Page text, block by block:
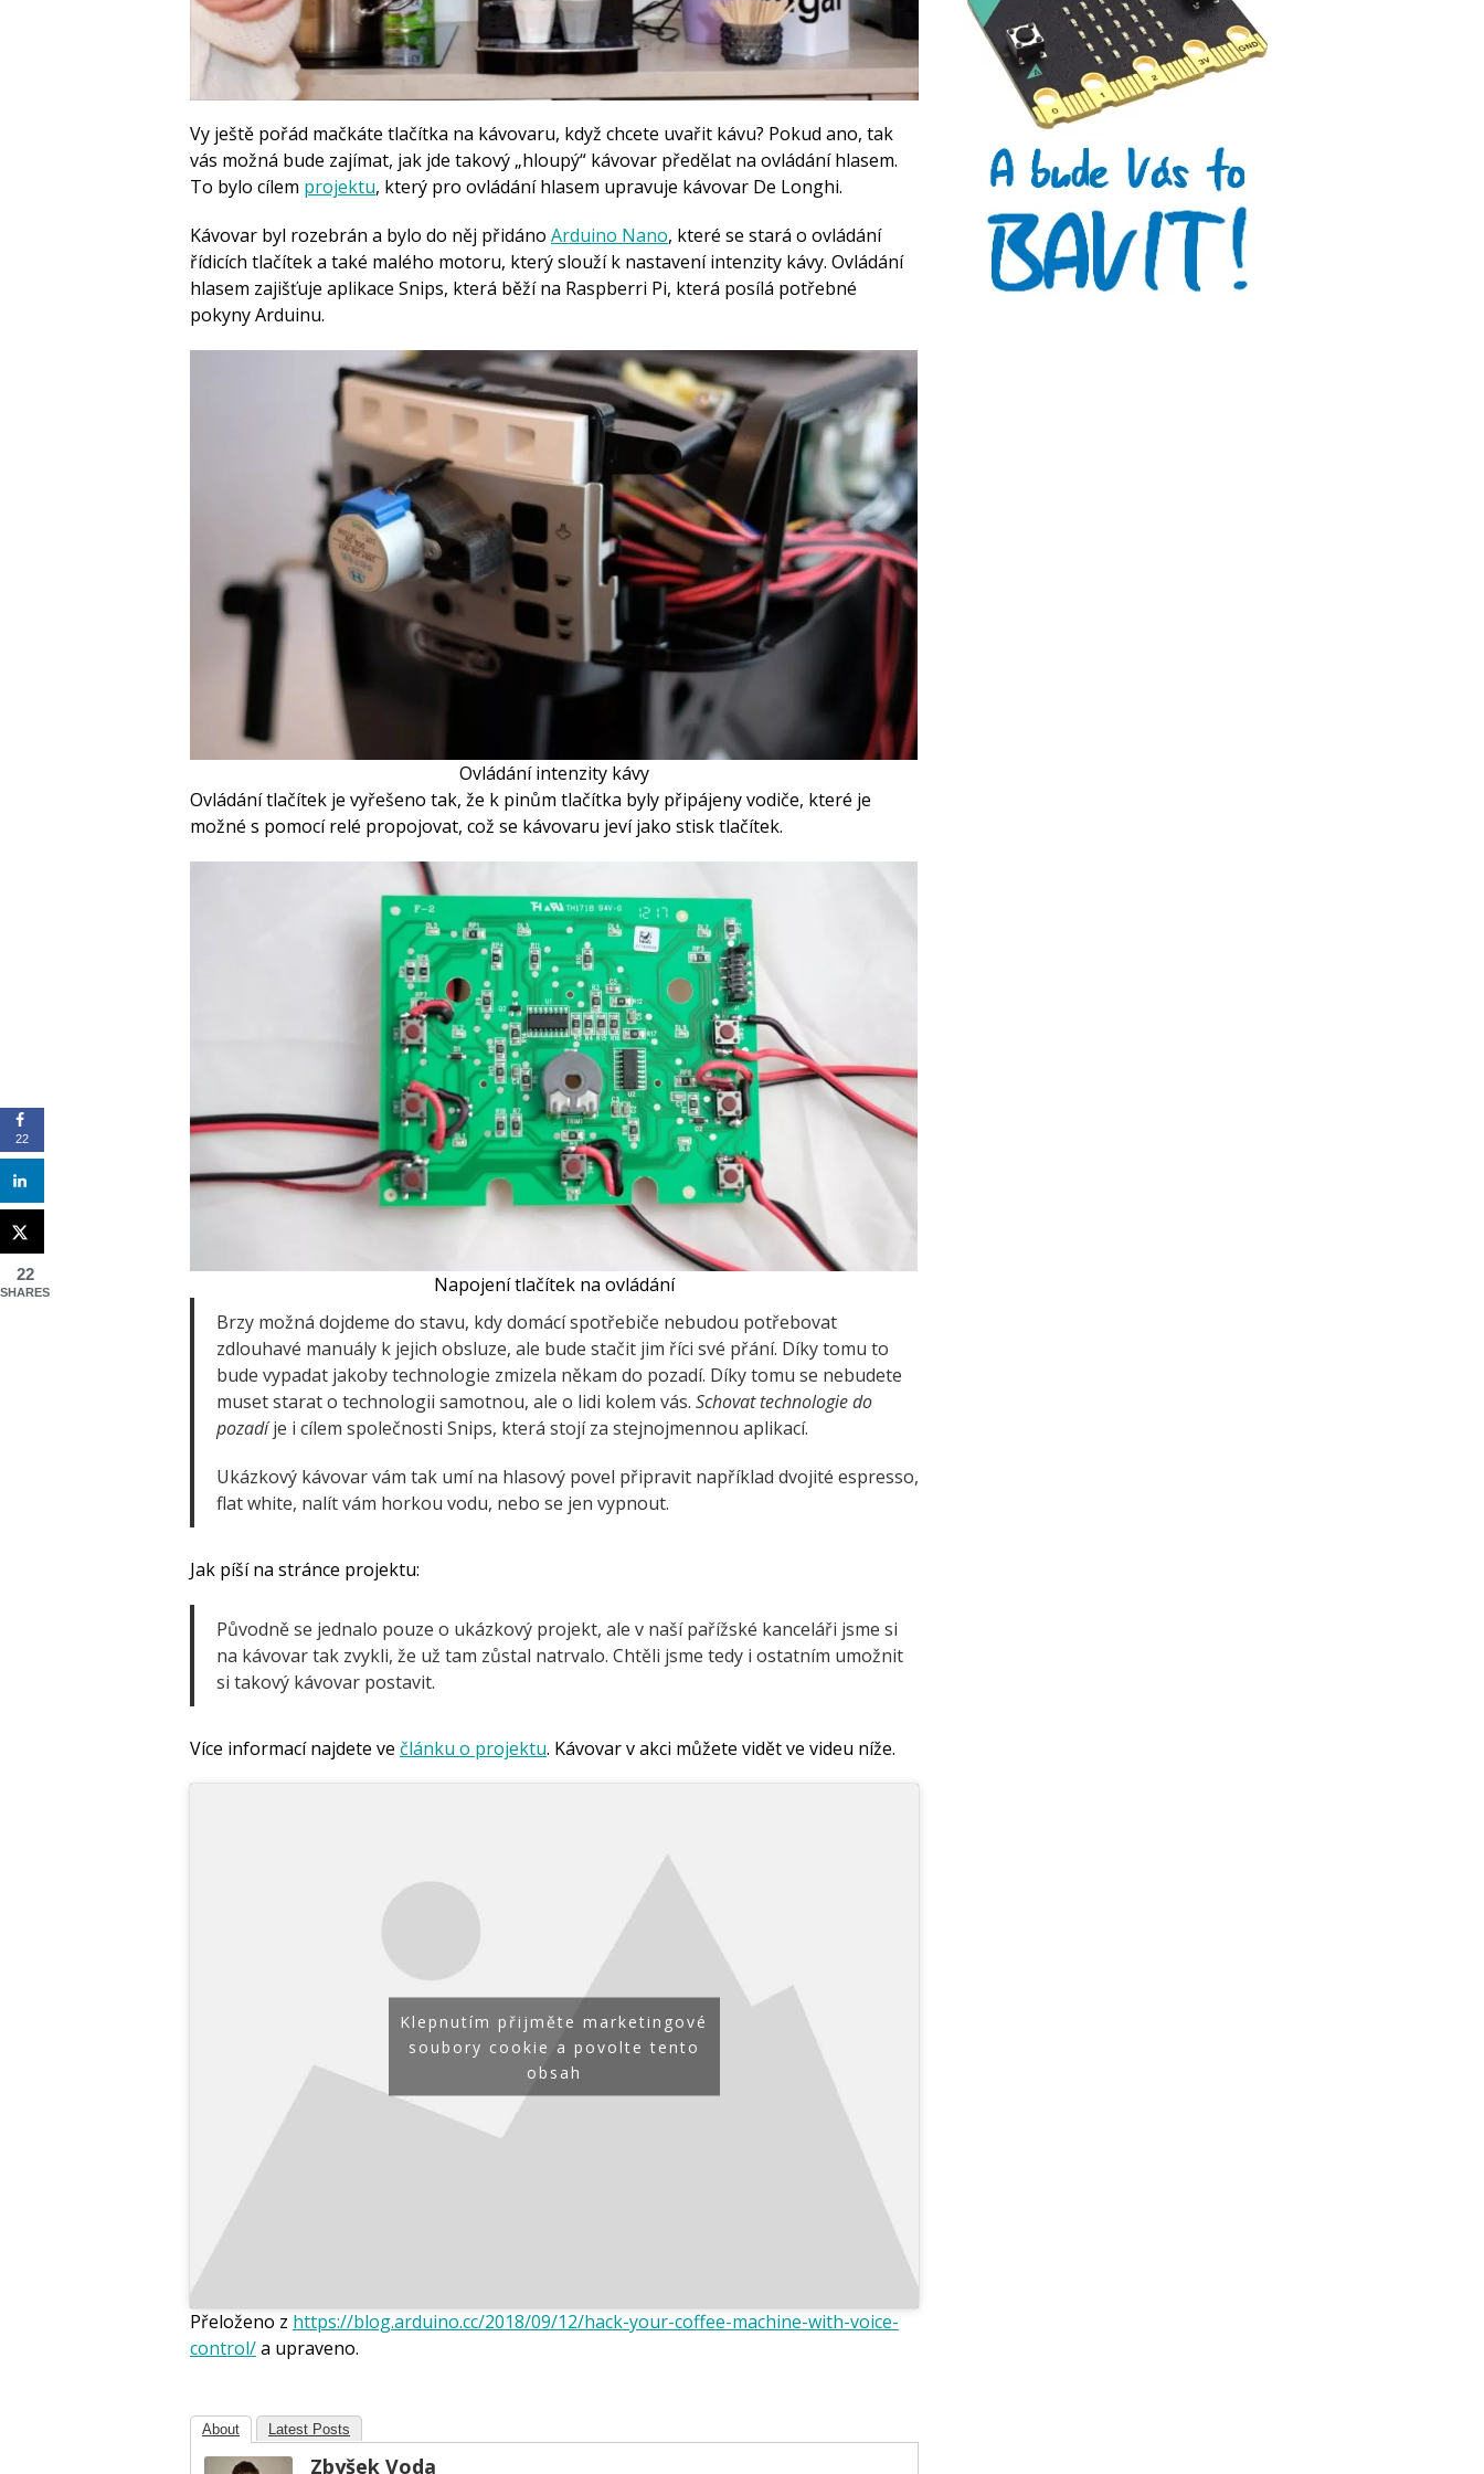
Arduino roboti
Tinylab
Makeblock
Micro:bit
Vy ještě pořád mačkáte tlačítka na kávovaru, když chcete uvařit kávu? Pokud ano, tak
vás možná bude zajímat, jak jde takový „hloupý“ kávovar předělat na ovládání hlasem.
To bylo cílem projektu, který pro ovládání hlasem upravuje kávovar De Longhi.
Kávovar byl rozebrán a bylo do něj přidáno Arduino Nano, které se stará o ovládání
řídicích tlačítek a také malého motoru, který slouží k nastavení intenzity kávy. Ovládání
hlasem zajišťuje aplikace Snips, která běží na Raspberri Pi, která posílá potřebné
pokyny Arduinu.
Ovládání intenzity kávy
Ovládání tlačítek je vyřešeno tak, že k pinům tlačítka byly připájeny vodiče, které je
možné s pomocí relé propojovat, což se kávovaru jeví jako stisk tlačítek.
Napojení tlačítek na ovládání
Brzy možná dojdeme do stavu, kdy domácí spotřebiče nebudou potřebovat
zdlouhavé manuály k jejich obsluze, ale bude stačit jim říci své přání. Díky tomu to
bude vypadat jakoby technologie zmizela někam do pozadí. Díky tomu se nebudete
muset starat o technologii samotnou, ale o lidi kolem vás. Schovat technologie do
pozadíje i cílem společnosti Snips, která stojí za stejnojmennou aplikací.
Ukázkový kávovar vám tak umí na hlasový povel připravit například dvojité espresso,
flat white, nalít vám horkou vodu, nebo se jen vypnout.
Jak píší na stránce projektu:
Původně se jednalo pouze o ukázkový projekt, ale v naší pařížské kanceláři jsme si
na kávovar tak zvykli, že už tam zůstal natrvalo. Chtěli jsme tedy i ostatním umožnit
si takový kávovar postavit.
Více informací najdete ve článku o projektu. Kávovar v akci můžete vidět ve videu níže.
Klepnutím přijměte marketingové
soubory cookie a povolte tento
obsah
Přeloženo z https://blog.arduino.cc/2018/09/12/hack-your-coffee-machine-with-voice-
control/a upraveno.
About Latest Posts
Zbyšek Voda
22
22
SHARES